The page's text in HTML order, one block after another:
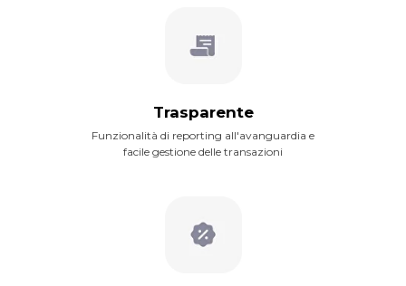
Trasparente
Funzionalità di reporting all'avanguardia e
facile gestione delle transazioni